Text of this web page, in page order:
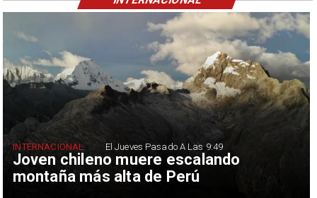
Joven chileno muere escalando
montaña más alta de Perú
INTERNACIONAL El Jueves Pasado A Las 9:49